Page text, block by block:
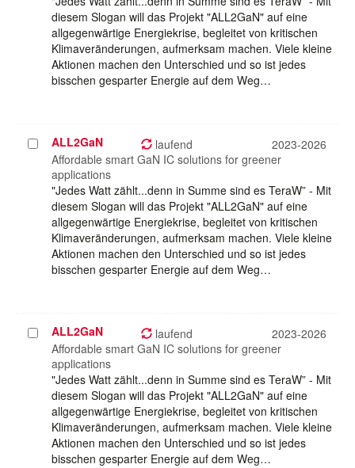
diesem Slogan will das Projekt "ALL2GaN" auf eine
allgegenwärtige Energiekrise, begleitet von kritischen
Klimaveränderungen, aufmerksam machen. Viele kleine
Aktionen machen den Unterschied und so ist jedes
bisschen gesparter Energie auf dem Weg…
Projekt
auswählen
ALL2GaN laufend
2023-2026
Affordable smart GaN IC solutions for greener
applications
"Jedes Watt zählt...denn in Summe sind es TeraW” - Mit
diesem Slogan will das Projekt "ALL2GaN" auf eine
allgegenwärtige Energiekrise, begleitet von kritischen
Klimaveränderungen, aufmerksam machen. Viele kleine
Aktionen machen den Unterschied und so ist jedes
bisschen gesparter Energie auf dem Weg…
Projekt
auswählen
ALL2GaN laufend
2023-2026
Affordable smart GaN IC solutions for greener
applications
"Jedes Watt zählt...denn in Summe sind es TeraW” - Mit
diesem Slogan will das Projekt "ALL2GaN" auf eine
allgegenwärtige Energiekrise, begleitet von kritischen
Klimaveränderungen, aufmerksam machen. Viele kleine
Aktionen machen den Unterschied und so ist jedes
bisschen gesparter Energie auf dem Weg…